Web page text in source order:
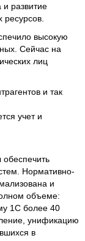
и развитие
высокую
Сейчас на
лиц
и так
учет и
обеспечить
Нормативно-
и
объеме:
1С более 40
унификацию
в